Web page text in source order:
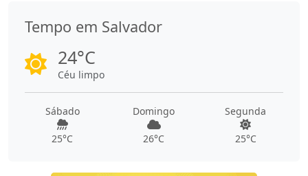
Tempo em Salvador
24°C
Céu limpo
Sábado
25°C
Domingo
26°C
Segunda
25°C